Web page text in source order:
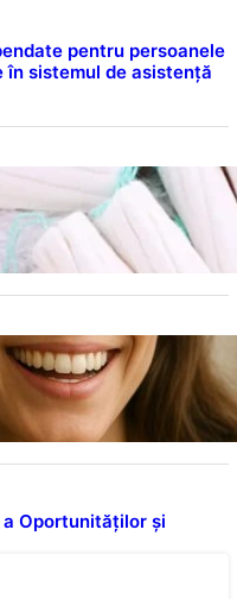
pentru persoanele
sistemul de asistență
O analiză profundă
metale toxice
protejează inima:
despre beneficiile
a Oportunităților și